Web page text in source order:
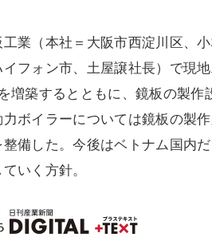
業（本社＝大阪市西淀川区、
イフォン市、土屋譲社長）で現
増築するとともに、鏡板の製
力ボイラーについては鏡板の製
整備した。今後はベトナム国内
いく方針。